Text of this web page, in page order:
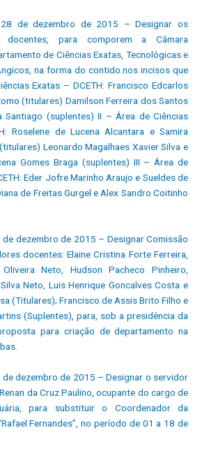
de dezembro de 2015 – Designar os
docentes, para comporem a Câmara
de Ciências Exatas, Tecnológicas e
na forma do contido nos incisos que
Exatas – DCETH: Francisco Edcarlos
(titulares) Damilson Ferreira dos Santos
Santiago (suplentes) II – Área de Ciências
Roselene de Lucena Alcantara e Samira
Leonardo Magalhaes Xavier Silva e
Gomes Braga (suplentes) III – Área de
Eder Jofre Marinho Araujo e Sueldes de
de Freitas Gurgel e Alex Sandro Coitinho
dezembro de 2015 – Designar Comissão
docentes: Elaine Cristina Forte Ferreira,
Neto, Hudson Pacheco Pinheiro,
Neto, Luis Henrique Goncalves Costa e
(Titulares); Francisco de Assis Brito Filho e
(Suplentes), para, sob a presidência da
para criação de departamento na
dezembro de 2015 – Designar o servidor
da Cruz Paulino, ocupante do cargo de
para substituir o Coordenador da
Fernandes”, no período de 01 a 18 de